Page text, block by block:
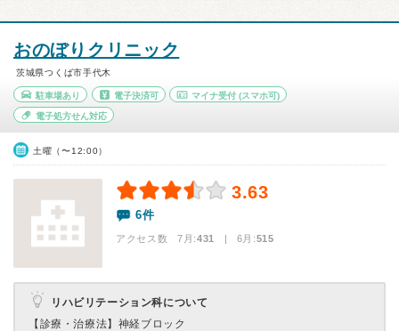
おのぼりクリニック
茨城県つくば市手代木
駐車場あり 電子決済可 マイナ受付 (スマホ可)
電子処方せん対応
土曜（〜12:00）
3.63
6件
アクセス数 7月:431 | 6月:515
リハビリテーション科について
【診療・治療法】 神経ブロック